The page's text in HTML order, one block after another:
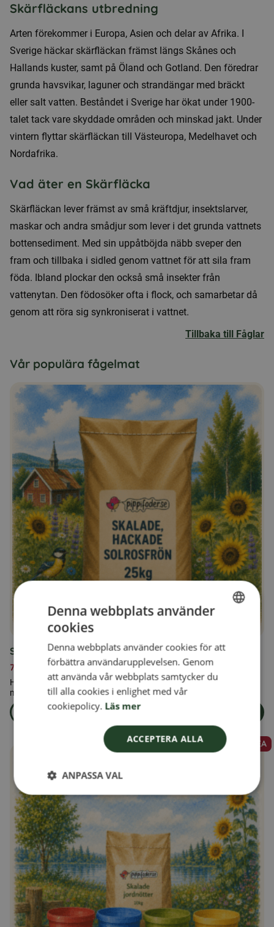
Skärfläckans utbredning
Arten förekommer i Europa, Asien och delar av Afrika. I
Sverige häckar skärfläckan främst längs Skånes och
Hallands kuster, samt på Öland och Gotland. Den föredrar
grunda havsvikar, laguner och strandängar med bräckt
eller salt vatten. Beståndet i Sverige har ökat under 1900-
talet tack vare skyddade områden och minskad jakt. Under
vintern flyttar skärfläckan till Västeuropa, Medelhavet och
Nordafrika.
Vad äter en Skärfläcka
Skärfläckan lever främst av små kräftdjur, insektslarver,
maskar och andra smådjur som lever i det grunda vattnets
bottensediment. Med sin uppåtböjda näbb sveper den
fram och tillbaka i sidled genom vattnet för att sila fram
föda. Ibland plockar den också små insekter från
vattenytan. Den födosöker ofta i flock, och samarbetar då
genom att röra sig synkroniserat i vattnet.
Tillbaka till Fåglar
Vår populära fågelmat
Skalade, hackade solrosfrön 25kg
739,00
Hackade solrosfrön är bra för mindre fåglar som har svårt att få
med sig en hel solroskärna.
Läs mer
REA
produkten
har
flera
varianter.
De
olika
alternativen
kan
väljas
FINNISH
DANISH
Denna webbplats använder
cookies
Denna webbplats använder cookies för att
förbättra användarupplevelsen. Genom
att använda vår webbplats samtycker du
till alla cookies i enlighet med vår
cookiepolicy. Läs mer
ACCEPTERA ALLA
ANPASSA VAL